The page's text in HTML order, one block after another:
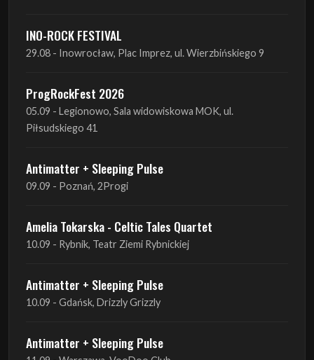
ProgRockFest 2026
Antimatter + Sleeping Pulse
09.09 - Poznań, 2Progi
Amelia Tokarska - Celtic Tales Quartet
10.09 - Rybnik, Teatr Ziemi Rybnickiej
Antimatter + Sleeping Pulse
Antimatter + Sleeping Pulse
11.09 - Warszawa, VooDoo Club
Antimatter + Sleeping Pulse
12.09 - Kraków, Hype Park